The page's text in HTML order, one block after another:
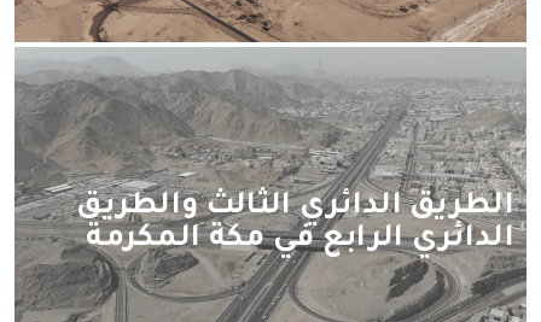
الطريق الدائري الثالث والطريق
الدائري الرابع في مكة المكرمة